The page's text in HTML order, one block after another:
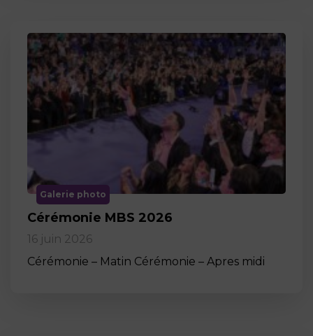
Galerie photo
Cérémonie MBS 2026
16 juin 2026
Cérémonie – Matin Cérémonie – Apres midi